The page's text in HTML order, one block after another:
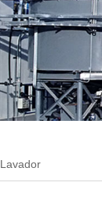
Lavador